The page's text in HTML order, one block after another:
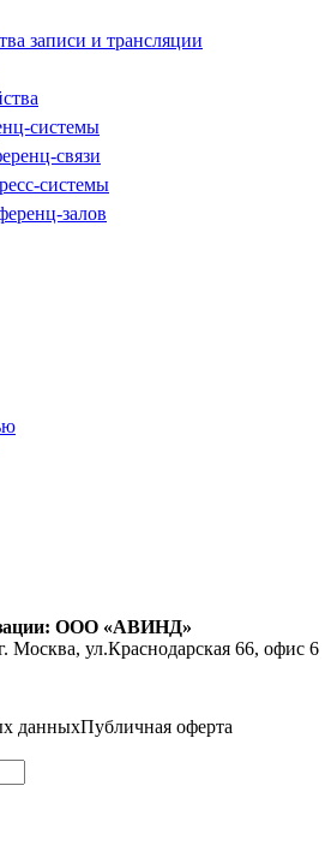
записи и трансляции
системы
связи
системы
залов
ООО «АВИНД»
Москва, ул.Краснодарская 66, офис 6
данныхПубличная оферта